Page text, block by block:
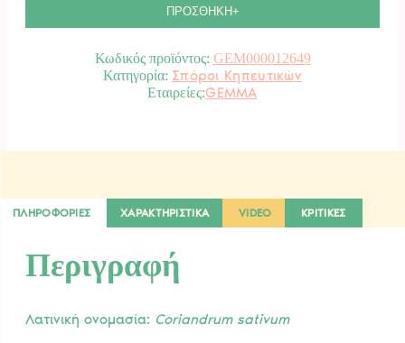
ΠΡΟΣΘΗΚΗ+
Κωδικός προϊόντος: GEM000012649
Κατηγορία: Σπόροι Κηπευτικών
GEMMA
ΠΛΗΡΟΦΟΡΙΕΣ ΧΑΡΑΚΤΗΡΙΣΤΙΚΑ VIDEO ΚΡΙΤΙΚΕΣ
Περιγραφή
Λατινική ονομασία: Coriandrum sativum